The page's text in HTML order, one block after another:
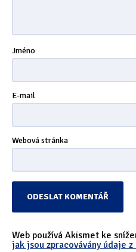
Jméno
E-mail
Webová stránka
Web používá Akismet ke
jak jsou zpracovávány údaje